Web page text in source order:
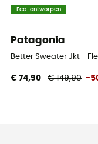
Eco-ontworpen
Patagonia
Better Sweater Jkt -
€ 74,90 € 149,90 -